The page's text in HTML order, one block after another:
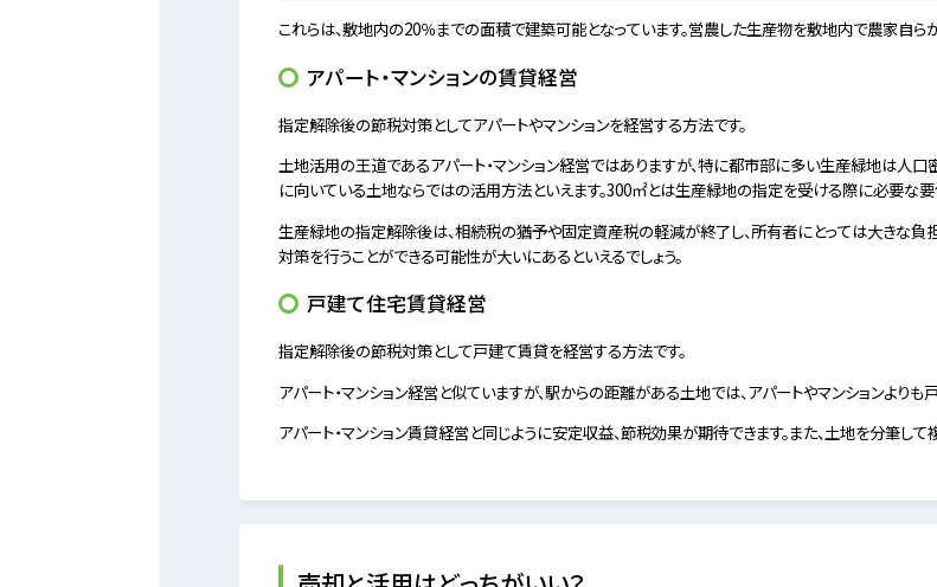
これらは、敷地内の20％までの面積で建築可能となっています。営農した生産物を敷地内で農家自ら
アパート・マンションの賃貸経営
指定解除後の節税対策としてアパートやマンションを経営する方法です。
土地活用の王道であるアパート・マンション経営ではありますが、特に都市部に多い生産緑地は人
に向いている土地ならではの活用方法といえます。300㎡とは生産緑地の指定を受ける際に必要な要
生産緑地の指定解除後は、相続税の猶予や固定資産税の軽減が終了し、所有者にとっては大きな
対策を行うことができる可能性が大いにあるといえるでしょう。
戸建て住宅賃貸経営
指定解除後の節税対策として戸建て賃貸を経営する方法です。
アパート・マンション経営と似ていますが、駅からの距離がある土地では、アパートやマンションより
アパート・マンション賃貸経営と同じように安定収益、節税効果が期待できます。また、土地を分筆し